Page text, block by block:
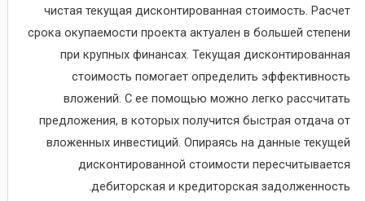
чистая текущая дисконтированная стоимость. Расчет
срока окупаемости проекта актуален в большей степени
при крупных финансах. Текущая дисконтированная
стоимость помогает определить эффективность
вложений. С ее помощью можно легко рассчитать
предложения, в которых получится быстрая отдача от
вложенных инвестиций. Опираясь на данные текущей
дисконтированной стоимости пересчитывается
дебиторская и кредиторская задолженность.